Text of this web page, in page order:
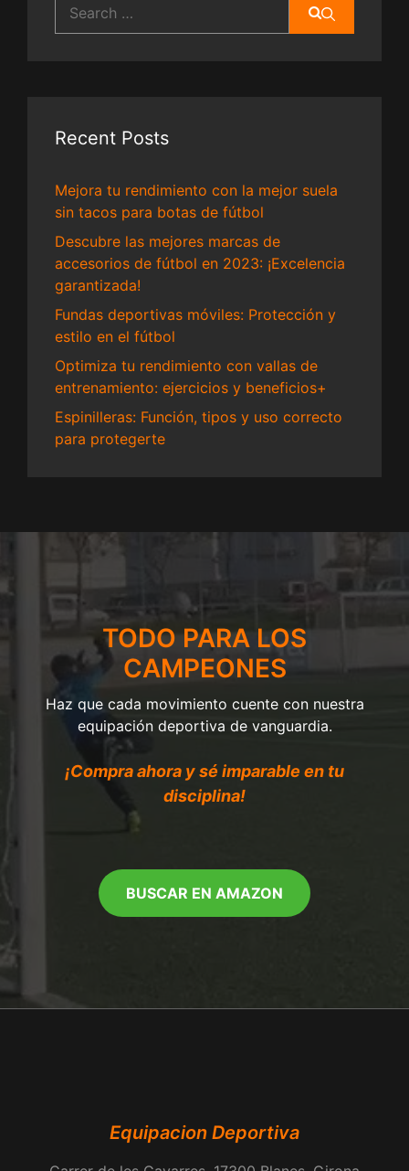
for:
Recent Posts
Mejora tu rendimiento con la mejor suela
sin tacos para botas de fútbol
Descubre las mejores marcas de
accesorios de fútbol en 2023: ¡Excelencia
garantizada!
Fundas deportivas móviles: Protección y
estilo en el fútbol
Optimiza tu rendimiento con vallas de
entrenamiento: ejercicios y beneficios+
Espinilleras: Función, tipos y uso correcto
para protegerte
TODO PARA LOS
CAMPEONES
Haz que cada movimiento cuente con nuestra
equipación deportiva de vanguardia.
¡Compra ahora y sé imparable en tu
disciplina!
BUSCAR EN AMAZON
Equipacion Deportiva